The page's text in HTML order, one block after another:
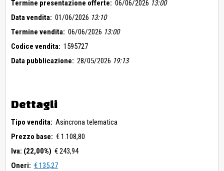
Termine presentazione offerte: 06/06/2026 13:00
Data vendita: 01/06/2026 13:10
Termine vendita: 06/06/2026 13:00
Codice vendita: 1595727
Data pubblicazione: 28/05/2026 19:13
Dettagli
Tipo vendita: Asincrona telematica
Prezzo base: € 1.108,80
Iva: (22,00%) € 243,94
Oneri: € 135,27